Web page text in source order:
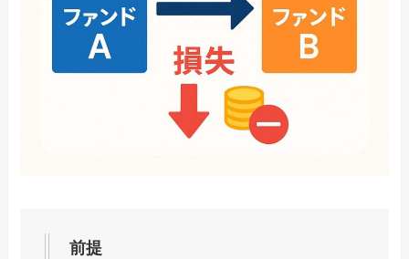
前提